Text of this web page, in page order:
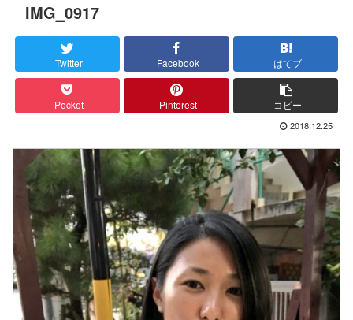
IMG_0917
Twitter Facebook はてブ
Pocket Pinterest コピー
2018.12.25